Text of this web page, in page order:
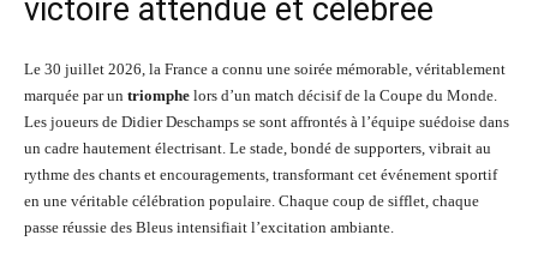
victoire attendue et célébrée
Le 30 juillet 2026, la France a connu une soirée mémorable, véritablement
marquée par un triomphe lors d’un match décisif de la Coupe du Monde.
Les joueurs de Didier Deschamps se sont affrontés à l’équipe suédoise dans
un cadre hautement électrisant. Le stade, bondé de supporters, vibrait au
rythme des chants et encouragements, transformant cet événement sportif
en une véritable célébration populaire. Chaque coup de sifflet, chaque
passe réussie des Bleus intensifiait l’excitation ambiante.